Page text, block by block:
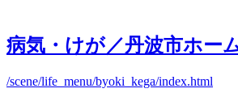
病気・けが／丹波市ホー
/scene/life_menu/byoki_kega/index.html